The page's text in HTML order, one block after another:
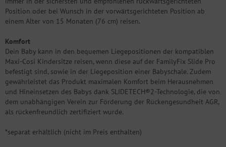
Position oder bei Wunsch in der vorwärtsgerichteten Position ab
einem Alter von 15 Monaten (76 cm) reisen.
Komfort
Dein Baby kann in den bequemen Liegepositionen der kompatiblen
Maxi-Cosi Kindersitze reisen, wenn diese auf der FamilyFix Slide Pro
befestigt sind, sowie in der Liegeposition einer Babyschale. Zudem
gewährleistet das Produkt maximalen Komfort beim Herausnehmen
und Hineinsetzen des Babys dank SLIDETECH®2-Technologie, die von
dem unabhängigen Verein zur Förderung der Rückengesundheit AGR,
als rückenfreundlich zertifiziert wurde.
*separat erhältlich (nicht im Preis enthalten)